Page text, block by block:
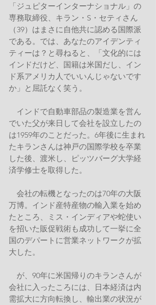
「ジュピターインターナショナル」の
専務取締役、キラン・S・セティさん
（39）はまさに自他共に認める国際派
である。では、あなたのアイデンティ
ティーは？と尋ねると、「文化的には
インドだけど、国籍は米国だし、イン
ド系アメリカ人でいいんじゃないです
か」と屈託なく笑う。
インドで自動車部品の製造業を営ん
でいた父が来日して会社を設立したの
は1959年のことだった。6年後に生まれ
たキランさんは神戸の国際学校を卒業
した後、渡米し、ピッツバーグ大学経
済学修士を取得した。
会社の転機となったのは70年の大阪
万博。インド産特産物の輸入業を始め
たところ、ミス・インディアや蛇使い
を招いた販促戦術も成功して一挙に全
国のデパートに営業ネットワークが拡
大した。
が、90年に米国帰りのキランさんが
会社に入ったころには、日本経済は内
需拡大に方向転換し、輸出業の状況が